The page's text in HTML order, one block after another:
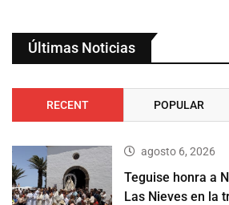
Últimas Noticias
RECENT POPULAR
agosto 6, 2026
Teguise honra a
Las Nieves en la